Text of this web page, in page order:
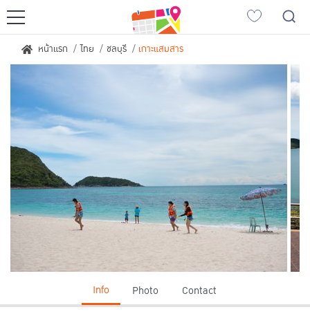
ญี่ปุ่นเที่ยวไหนดี
เที่ยวซัปโปโร
เที่ยวโตเกียว
เที่ยวโอซาก้า
เที่ยวนาโกย่า
เอเชียเที่ยวไหนดี
ญี่ปุ่น
จีน
เวียดนาม
สิงคโปร์
อินโดนีเซีย
หน้าแรก ไทย ชลบุรี เกาะแสมสาร
Info Photo Contact